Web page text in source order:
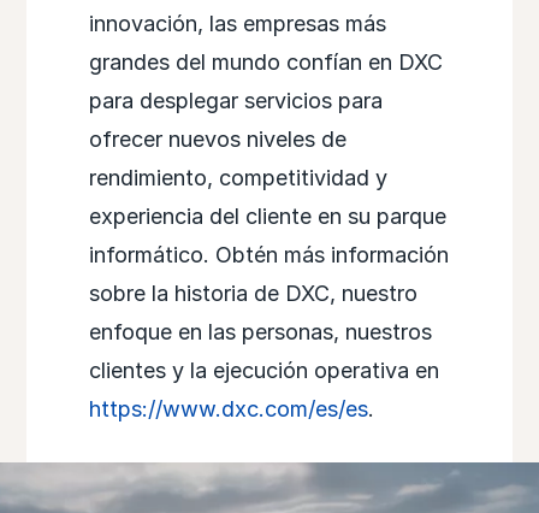
innovación, las empresas más
grandes del mundo confían en DXC
para desplegar servicios para
ofrecer nuevos niveles de
rendimiento, competitividad y
experiencia del cliente en su parque
informático. Obtén más información
sobre la historia de DXC, nuestro
enfoque en las personas, nuestros
clientes y la ejecución operativa en
https://www.dxc.com/es/es.